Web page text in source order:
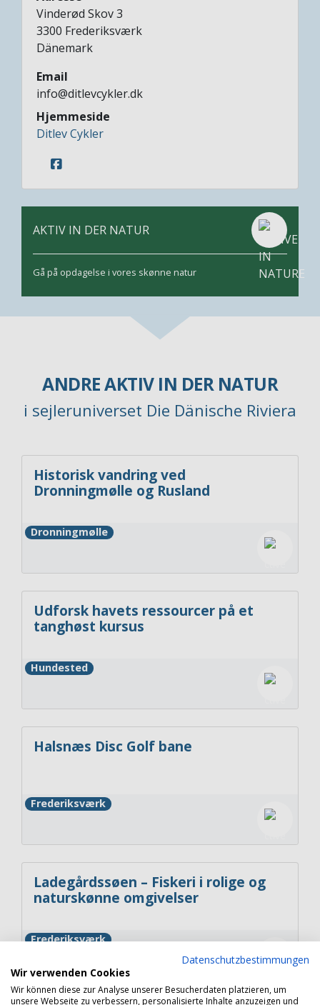
Vinderød Skov 3
3300 Frederiksværk
Dänemark
Email
info@ditlevcykler.dk
Hjemmeside
Ditlev Cykler
AKTIV IN DER NATUR
Gå på opdagelse i vores skønne natur
ANDRE AKTIV IN DER NATUR
i sejleruniverset Die Dänische Riviera
Historisk vandring ved
Dronningmølle og Rusland
Dronningmølle
Udforsk havets ressourcer på et
tanghøst kursus
Hundested
Halsnæs Disc Golf bane
Frederiksværk
Ladegårdssøen – Fiskeri i rolige og
naturskønne omgivelser
Frederiksværk
Datenschutzbestimmungen
Wir verwenden Cookies
Wir können diese zur Analyse unserer Besucherdaten platzieren, um
unsere Webseite zu verbessern, personalisierte Inhalte anzuzeigen und